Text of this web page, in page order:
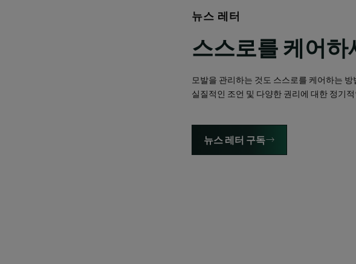
뉴스 레터
스스로를 케어하
모발을 관리하는 것도 스스로를 케어하는
실질적인 조언 및 다양한 권리에 대한 정기
뉴스 레터 구독